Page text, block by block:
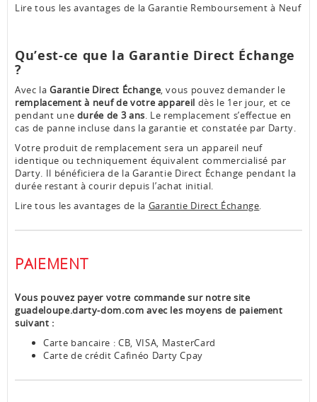
Lire tous les avantages de la Garantie Remboursement à Neuf
Qu’est-ce que la Garantie Direct Échange
?
Avec laGarantie Direct Échange, vous pouvez demander le
remplacement à neuf de votre appareil dès le 1er jour, et ce
pendant une durée de 3 ans. Le remplacement s’effectue en
cas de panne incluse dans la garantie et constatée par Darty.
Votre produit de remplacement sera un appareil neuf
identique ou techniquement équivalent commercialisé par
Darty. Il bénéficiera de la Garantie Direct Échange pendant la
durée restant à courir depuis l’achat initial.
Lire tous les avantages de la Garantie Direct Échange.
PAIEMENT
Vous pouvez payer votre commande sur notre site
guadeloupe.darty-dom.com avec les moyens de paiement
suivant :
Carte bancaire : CB, VISA, MasterCard
Carte de crédit Cafinéo Darty Cpay